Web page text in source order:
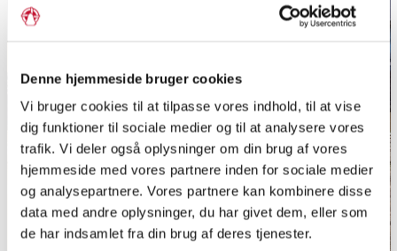
Denne hjemmeside bruger cookies
Vi bruger cookies til at tilpasse vores indhold, til at vise
dig funktioner til sociale medier og til at analysere vores
trafik. Vi deler også oplysninger om din brug af vores
hjemmeside med vores partnere inden for sociale medier
og analysepartnere. Vores partnere kan kombinere disse
data med andre oplysninger, du har givet dem, eller som
de har indsamlet fra din brug af deres tjenester.